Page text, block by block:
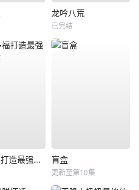
龙吟八荒
已完结
多子多福打造最强修仙家族 盲盒
更新至第10集